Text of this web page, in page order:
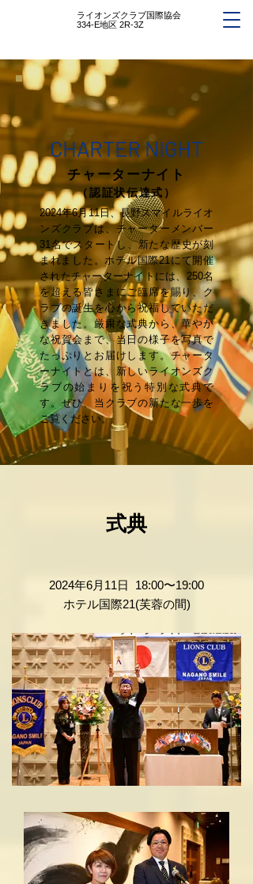
ライオンズクラブ国際協会
334-E地区 2R-3Z
CHARTER NIGHT
チャーターナイト
（認証状伝達式）
2024年6月11日、長野スマイルライオ
ンズクラブは、チャーターメンバー
31名でスタートし、新たな歴史が刻
まれました。ホテル国際21にて開催
されたチャーターナイトには、250名
を超える皆さまにご臨席を賜り、ク
ラブの誕生を心から祝福していただ
きました。厳粛な式典から、華やか
な祝賀会まで、当日の様子を写真で
たっぷりとお届けします。チャータ
ーナイトとは、新しいライオンズク
ラブの始まりを祝う特別な式典で
す。ぜひ、当クラブの新たな一歩を
ご覧ください。
式典
2024年6月11日 18:00〜19:00
ホテル国際21(芙蓉の間)